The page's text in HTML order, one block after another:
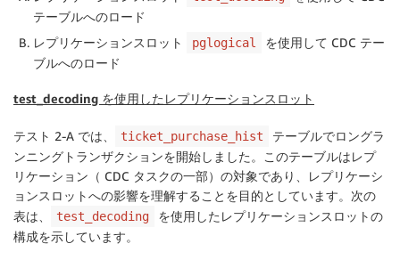
テーブルへのロード
レプリケーションスロット
pglogical
を使用して CDC テー
ブルへのロード
test_decoding を使用したレプリケーションスロット
テスト 2-A では、 ticket_purchase_hist
テーブルでロングラ
ンニングトランザクションを開始しました。このテーブルはレプ
リケーション（ CDC タスクの一部）の対象であり、レプリケーシ
ョンスロットへの影響を理解することを目的としています。次の
表は、
test_decoding
を使用したレプリケーションスロットの
構成を示しています。